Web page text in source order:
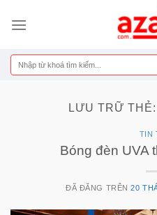
đến
dung
Tìm
kiếm:
LƯU TRỮ THẺ:
TIN
Bóng đèn UVA
ĐÃ ĐĂNG TRÊN20